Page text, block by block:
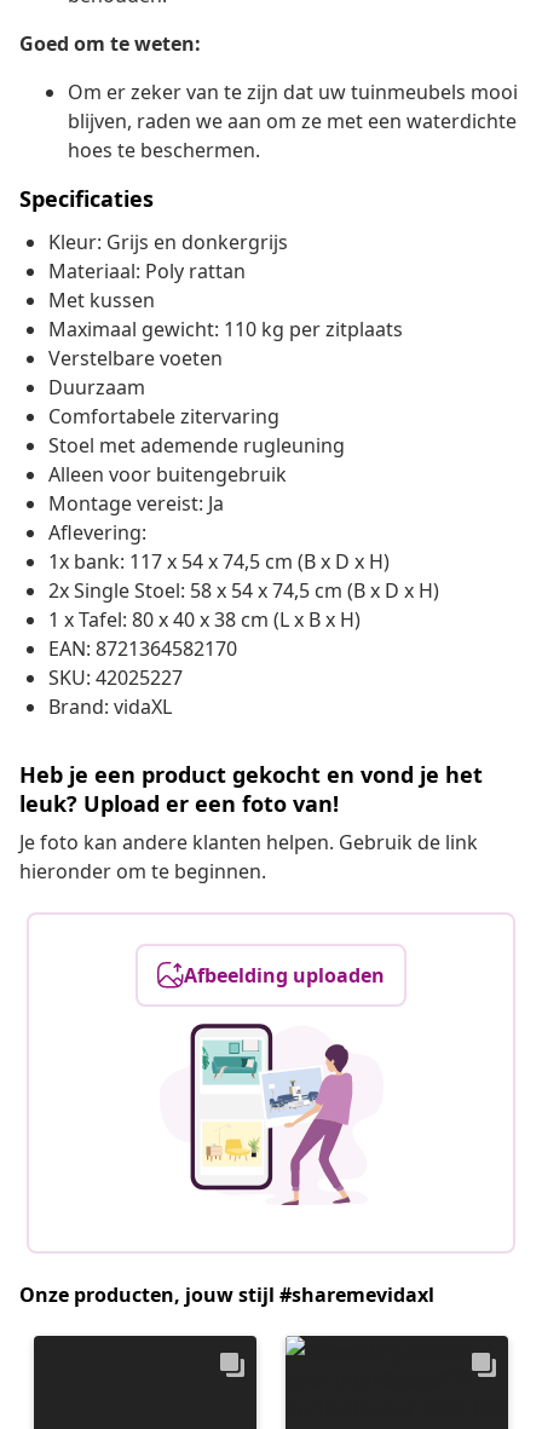
Goed om te weten:
Om er zeker van te zijn dat uw tuinmeubels mooi
blijven, raden we aan om ze met een waterdichte
hoes te beschermen.
Specificaties
Kleur: Grijs en donkergrijs
Materiaal: Poly rattan
Met kussen
Maximaal gewicht: 110 kg per zitplaats
Verstelbare voeten
Duurzaam
Comfortabele zitervaring
Stoel met ademende rugleuning
Alleen voor buitengebruik
Montage vereist: Ja
Aflevering:
1x bank: 117 x 54 x 74,5 cm (B x D x H)
2x Single Stoel: 58 x 54 x 74,5 cm (B x D x H)
1 x Tafel: 80 x 40 x 38 cm (L x B x H)
EAN: 8721364582170
SKU: 42025227
Brand: vidaXL
Heb je een product gekocht en vond je het
leuk? Upload er een foto van!
Je foto kan andere klanten helpen. Gebruik de link
hieronder om te beginnen.
Afbeelding uploaden
Onze producten, jouw stijl #sharemevidaxl